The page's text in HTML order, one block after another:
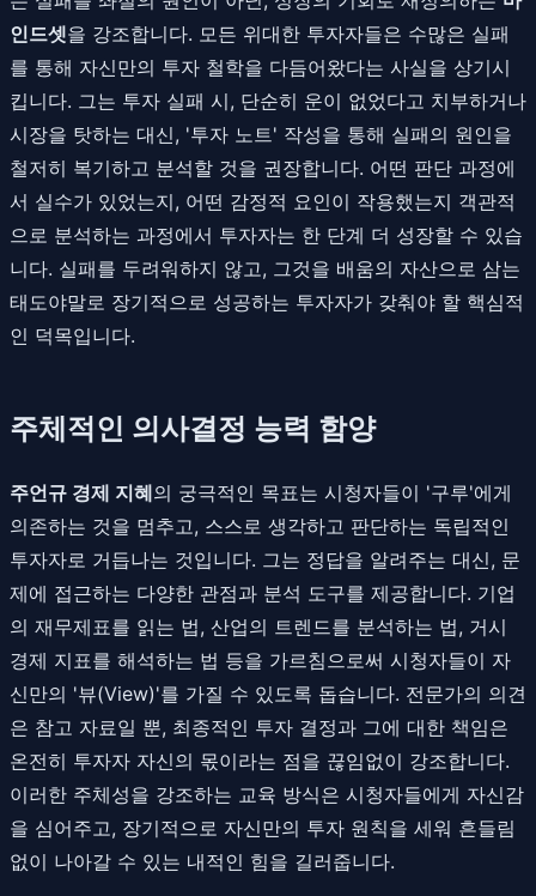
인드셋을 강조합니다. 모든 위대한 투자자들은 수많은 실패
를 통해 자신만의 투자 철학을 다듬어왔다는 사실을 상기시
킵니다. 그는 투자 실패 시, 단순히 운이 없었다고 치부하거나
시장을 탓하는 대신, '투자 노트' 작성을 통해 실패의 원인을
철저히 복기하고 분석할 것을 권장합니다. 어떤 판단 과정에
서 실수가 있었는지, 어떤 감정적 요인이 작용했는지 객관적
으로 분석하는 과정에서 투자자는 한 단계 더 성장할 수 있습
니다. 실패를 두려워하지 않고, 그것을 배움의 자산으로 삼는
태도야말로 장기적으로 성공하는 투자자가 갖춰야 할 핵심적
인 덕목입니다.
주체적인 의사결정 능력 함양
주언규 경제 지혜의 궁극적인 목표는 시청자들이 '구루'에게
의존하는 것을 멈추고, 스스로 생각하고 판단하는 독립적인
투자자로 거듭나는 것입니다. 그는 정답을 알려주는 대신, 문
제에 접근하는 다양한 관점과 분석 도구를 제공합니다. 기업
의 재무제표를 읽는 법, 산업의 트렌드를 분석하는 법, 거시
경제 지표를 해석하는 법 등을 가르침으로써 시청자들이 자
신만의 '뷰(View)'를 가질 수 있도록 돕습니다. 전문가의 의견
은 참고 자료일 뿐, 최종적인 투자 결정과 그에 대한 책임은
온전히 투자자 자신의 몫이라는 점을 끊임없이 강조합니다.
이러한 주체성을 강조하는 교육 방식은 시청자들에게 자신감
을 심어주고, 장기적으로 자신만의 투자 원칙을 세워 흔들림
없이 나아갈 수 있는 내적인 힘을 길러줍니다.